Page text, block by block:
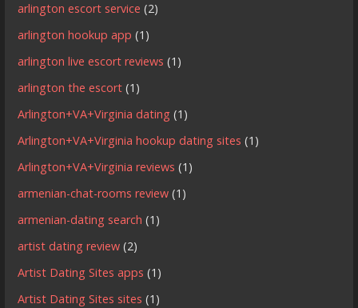
arlington escort service (2)
arlington hookup app (1)
arlington live escort reviews (1)
arlington the escort (1)
Arlington+VA+Virginia dating (1)
Arlington+VA+Virginia hookup dating sites (1)
Arlington+VA+Virginia reviews (1)
armenian-chat-rooms review (1)
armenian-dating search (1)
artist dating review (2)
Artist Dating Sites apps (1)
Artist Dating Sites sites (1)